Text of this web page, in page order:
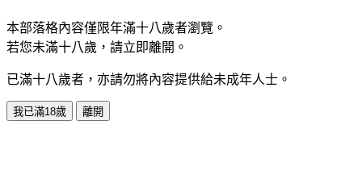
本部落格內容僅限年滿十八歲者瀏覽。
若您未滿十八歲，請立即離開。
已滿十八歲者，亦請勿將內容提供給未成年人士。
我已滿18歲 離開